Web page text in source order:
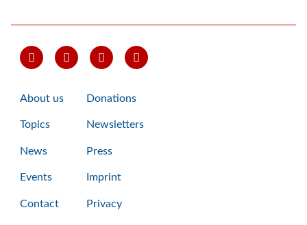
About us
Topics
News
Events
Contact
Donations
Newsletters
Press
Imprint
Privacy